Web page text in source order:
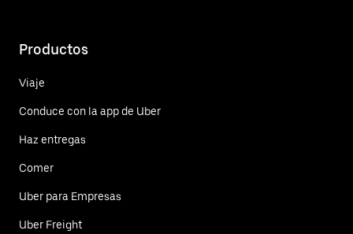
Productos
Viaje
Conduce con la app de Uber
Haz entregas
Comer
Uber para Empresas
Uber Freight